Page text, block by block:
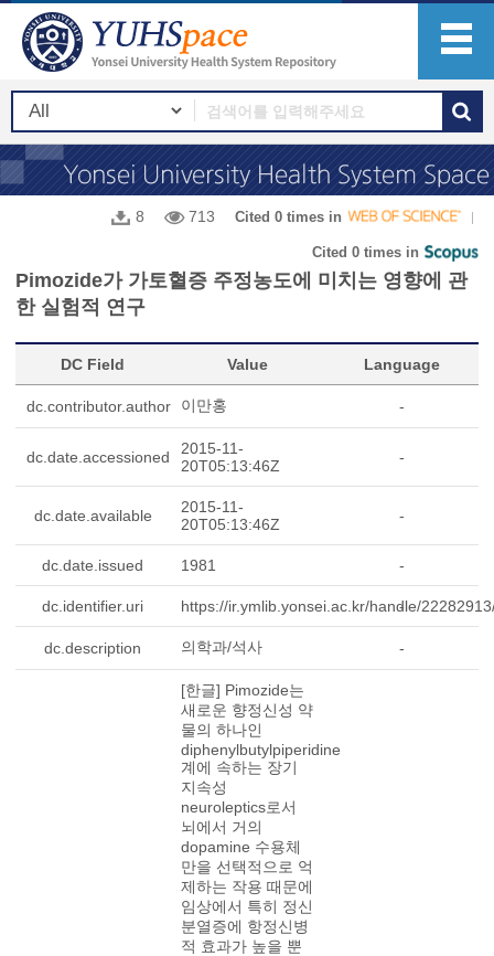
8 713 Cited 0 times in
Cited 0 times in
Pimozide가 가토혈증 주정농도에 미치는 영향에 관
한 실험적 연구
DC Field Value Language
dc.contributor.author 이만홍 -
dc.date.accessioned
2015-11-
20T05:13:46Z
-
dc.date.available
2015-11-
20T05:13:46Z
-
dc.date.issued 1981 -
dc.identifier.uri https://ir.ymlib.yonsei.ac.kr/handle/
-
dc.description 의학과/석사 -
[한글] Pimozide는
새로운 향정신성 약
물의 하나인
diphenylbutylpiperidine
계에 속하는 장기
지속성
neuroleptics로서
뇌에서 거의
dopamine 수용체
만을 선택적으로 억
제하는 작용 때문에
임상에서 특히 정신
분열증에 항정신병
적 효과가 높을 뿐